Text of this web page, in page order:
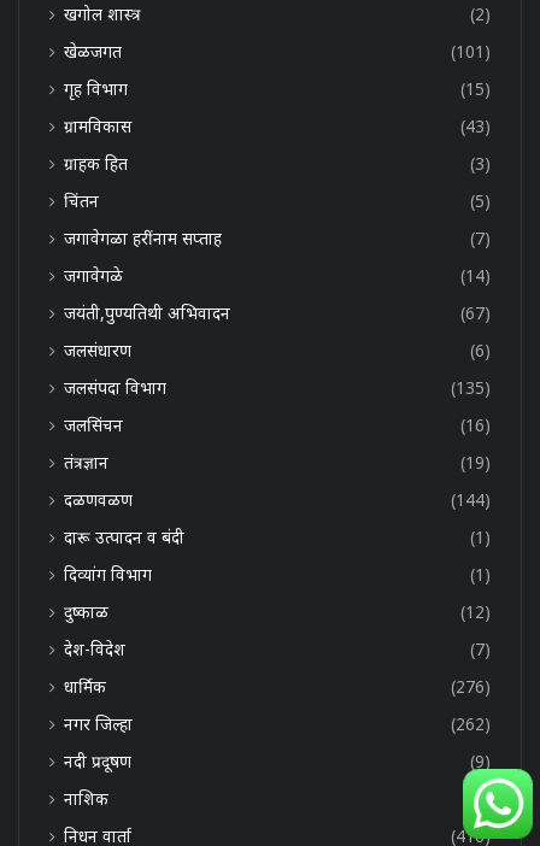
खगोल शास्त्र
(2)
खेळजगत
(101)
गृह विभाग
(15)
ग्रामविकास
(43)
ग्राहक हित
(3)
चिंतन
(5)
जगावेगळा हरींनाम सप्ताह
(7)
जगावेगळे
(14)
जयंती,पुण्यतिथी अभिवादन
(67)
जलसंधारण
(6)
जलसंपदा विभाग
(135)
जलसिंचन
(16)
तंत्रज्ञान
(19)
दळणवळण
(144)
दारू उत्पादन व बंदी
(1)
दिव्यांग विभाग
(1)
दुष्काळ
(12)
देश-विदेश
(7)
धार्मिक
(276)
नगर जिल्हा
(262)
नदी प्रदूषण
(9)
नाशिक
(1)
निधन वार्ता
(416)